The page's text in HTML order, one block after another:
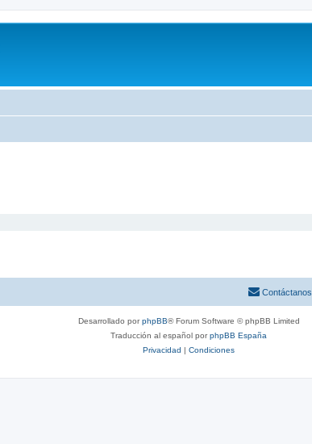
Contáctanos
Desarrollado porphpBB® Forum Software © phpBB Limited
Traducción al español porphpBB España
Privacidad | Condiciones